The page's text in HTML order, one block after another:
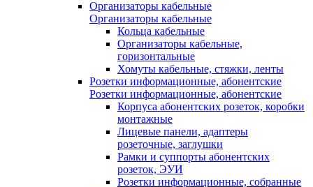
Организаторы кабельные
Организаторы кабельные
Кольца кабельные
Организаторы кабельные,
горизонтальные
Хомуты кабельные, стяжки, ленты
Розетки информационные, абонентские
Розетки информационные, абонентские
Корпуса абонентских розеток, коробки
монтажные
Лицевые панели, адаптеры
розеточные, заглушки
Рамки и суппорты абонентских
розеток, ЭУИ
Розетки информационные, собранные